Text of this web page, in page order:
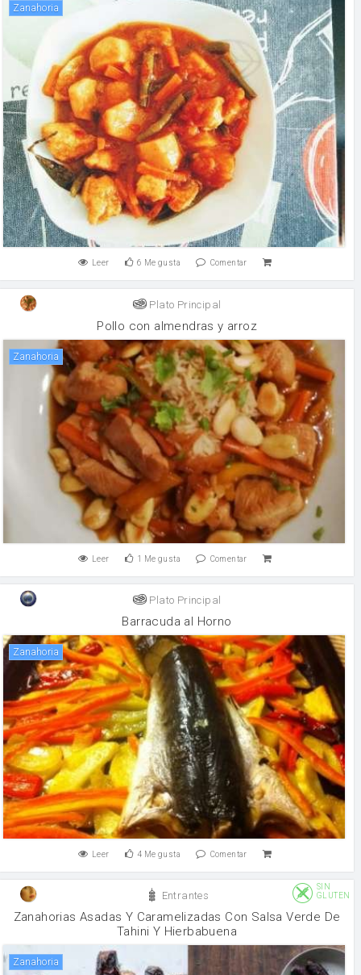
zanahoria
Leer 6 Me gusta Comentar
Plato Principal
Pollo con almendras y arroz
zanahoria
Leer 1 Me gusta Comentar
Plato Principal
Barracuda al Horno
zanahoria
Leer 4 Me gusta Comentar
Entrantes
SIN
GLUTEN
Zanahorias Asadas Y Caramelizadas Con Salsa Verde De
Tahini Y Hierbabuena
zanahoria